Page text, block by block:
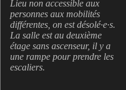
Lieu non accessible aux
personnes aux mobilités
différentes, on est désolé·e·s.
La salle est au deuxième
étage sans ascenseur, il y a
une rampe pour prendre les
escaliers.